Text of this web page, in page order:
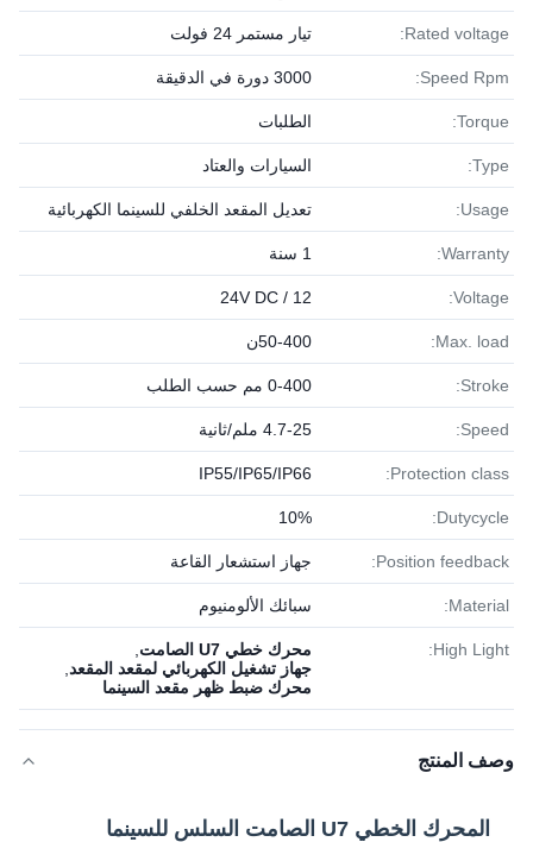
Rated voltage: تيار مستمر 24 فولت
Speed Rpm: 3000 دورة في الدقيقة
Torque: الطلبات
Type: السيارات والعتاد
Usage: تعديل المقعد الخلفي للسينما الكهربائية
Warranty: 1 سنة
Voltage:
12 / 24V DC
Max. load: 50-400ن
Stroke: 0-400 مم حسب الطلب
Speed: 4.7-25 ملم/ثانية
Protection class:
IP55/IP65/IP66
Dutycycle:
10%
Position feedback: جهاز استشعار القاعة
Material: سبائك الألومنيوم
High Light: محرك خطي U7 الصامت
جهاز تشغيل الكهربائي لمقعد المقعد
محرك ضبط ظهر مقعد السينما
وصف المنتج
المحرك الخطي U7 الصامت السلس للسينما